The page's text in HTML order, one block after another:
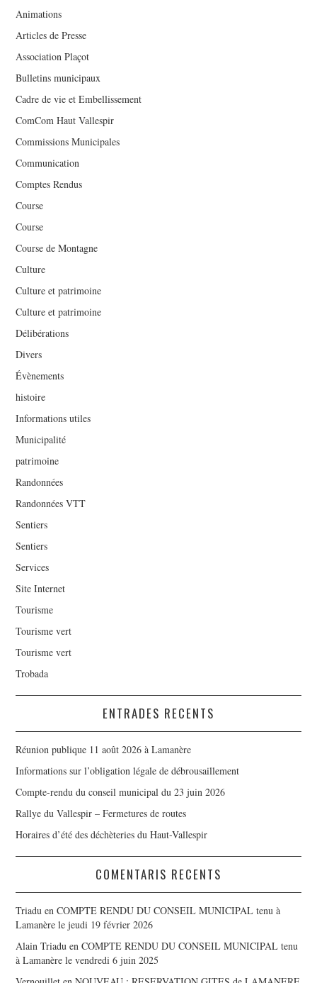
Animations
Articles de Presse
Association Plaçot
Bulletins municipaux
Cadre de vie et Embellissement
ComCom Haut Vallespir
Commissions Municipales
Communication
Comptes Rendus
Course
Course
Course de Montagne
Culture
Culture et patrimoine
Culture et patrimoine
Délibérations
Divers
Évènements
histoire
Informations utiles
Municipalité
patrimoine
Randonnées
Randonnées VTT
Sentiers
Sentiers
Services
Site Internet
Tourisme
Tourisme vert
Tourisme vert
Trobada
ENTRADES RECENTS
Réunion publique 11 août 2026 à Lamanère
Informations sur l’obligation légale de débrousaillement
Compte-rendu du conseil municipal du 23 juin 2026
Rallye du Vallespir – Fermetures de routes
Horaires d’été des déchèteries du Haut-Vallespir
COMENTARIS RECENTS
Triadu enCOMPTE RENDU DU CONSEIL MUNICIPAL tenu à
Lamanère le jeudi 19 février 2026
Alain Triadu enCOMPTE RENDU DU CONSEIL MUNICIPAL tenu
à Lamanère le vendredi 6 juin 2025